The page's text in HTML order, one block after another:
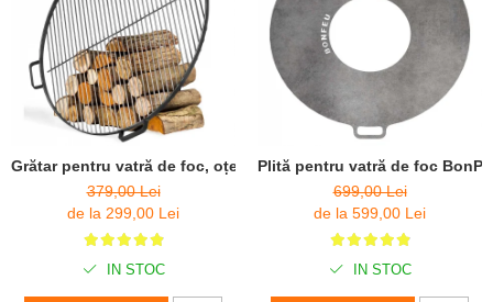
Grătar pentru vatră de foc, oțel solid
379,00 Lei
de la 299,00 Lei
IN STOC
Plită pentru vatră de foc
699,00 Lei
de la 599,00 Lei
IN STOC